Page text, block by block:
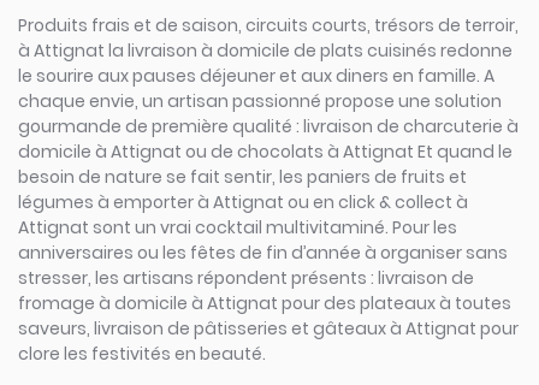
Produits frais et de saison, circuits courts, trésors de terroir,
à Attignat la livraison à domicile de plats cuisinés redonne
le sourire aux pauses déjeuner et aux diners en famille. A
chaque envie, un artisan passionné propose une solution
gourmande de première qualité : livraison de charcuterie à
domicile à Attignat ou de chocolats à Attignat Et quand le
besoin de nature se fait sentir, les paniers de fruits et
légumes à emporter à Attignat ou en click & collect à
Attignat sont un vrai cocktail multivitaminé. Pour les
anniversaires ou les fêtes de fin d’année à organiser sans
stresser, les artisans répondent présents : livraison de
fromage à domicile à Attignat pour des plateaux à toutes
saveurs, livraison de pâtisseries et gâteaux à Attignat pour
clore les festivités en beauté.